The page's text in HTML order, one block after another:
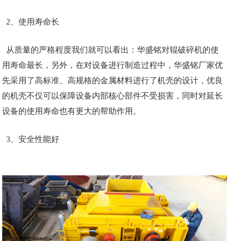
2、使用寿命长
从质量的严格程度我们就可以看出：华盛铭对辊破碎机的使
用寿命最长，另外，在对设备进行制造过程中，华盛铭厂家优
先采用了高标准、高规格的金属材料进行了机壳的设计，优良
的机壳不仅可以保障设备内部核心部件不受损害，同时对延长
设备的使用寿命也有更大的帮助作用。
3、安全性能好